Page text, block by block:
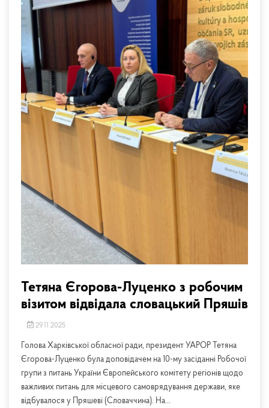
Тетяна Єгорова-Луценко з робочим
візитом відвідала словацький Пряшів
29.11.2025
Голова Харківської обласної ради, президент УАРОР Тетяна
Єгорова-Луценко була доповідачем на 10-му засіданні Робочої
групи з питань України Європейського комітету регіонів щодо
важливих питань для місцевого самоврядування держави, яке
відбувалося у Пряшеві (Словаччина). На...